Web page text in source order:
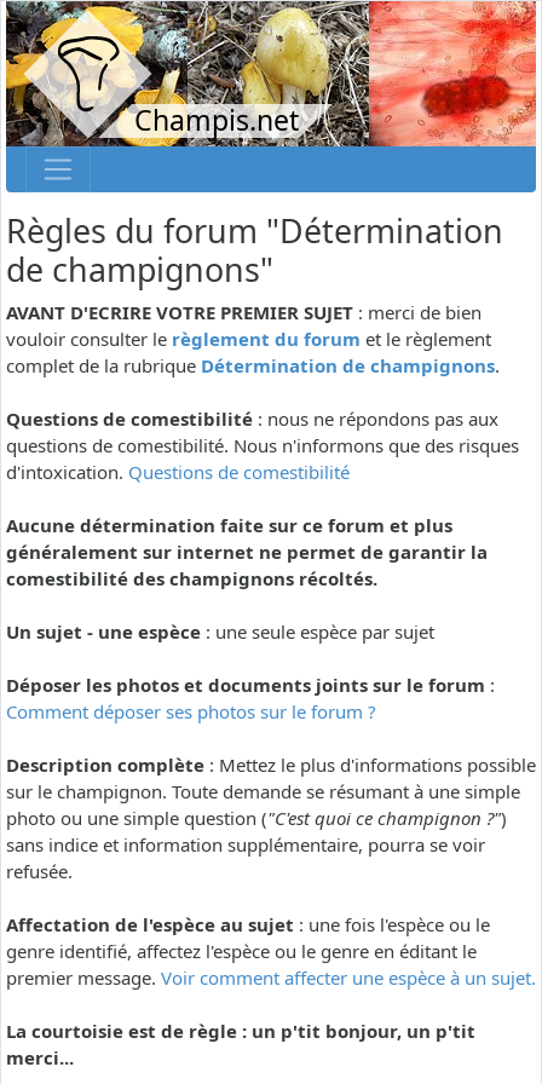
Champis.net
Règles du forum "Détermination
de champignons"
AVANT D'ECRIRE VOTRE PREMIER SUJET : merci de bien
vouloir consulter le règlement du forum et le règlement
complet de la rubrique Détermination de champignons.
Questions de comestibilité : nous ne répondons pas aux
questions de comestibilité. Nous n'informons que des risques
d'intoxication. Questions de comestibilité
Aucune détermination faite sur ce forum et plus
généralement sur internet ne permet de garantir la
comestibilité des champignons récoltés.
Un sujet - une espèce : une seule espèce par sujet
Déposer les photos et documents joints sur le forum :
Comment déposer ses photos sur le forum ?
Description complète : Mettez le plus d'informations possible
sur le champignon. Toute demande se résumant à une simple
photo ou une simple question ("C'est quoi ce champignon ?")
sans indice et information supplémentaire, pourra se voir
refusée.
Affectation de l'espèce au sujet : une fois l'espèce ou le
genre identifié, affectez l'espèce ou le genre en éditant le
premier message. Voir comment affecter une espèce à un sujet.
La courtoisie est de règle : un p'tit bonjour, un p'tit
merci...